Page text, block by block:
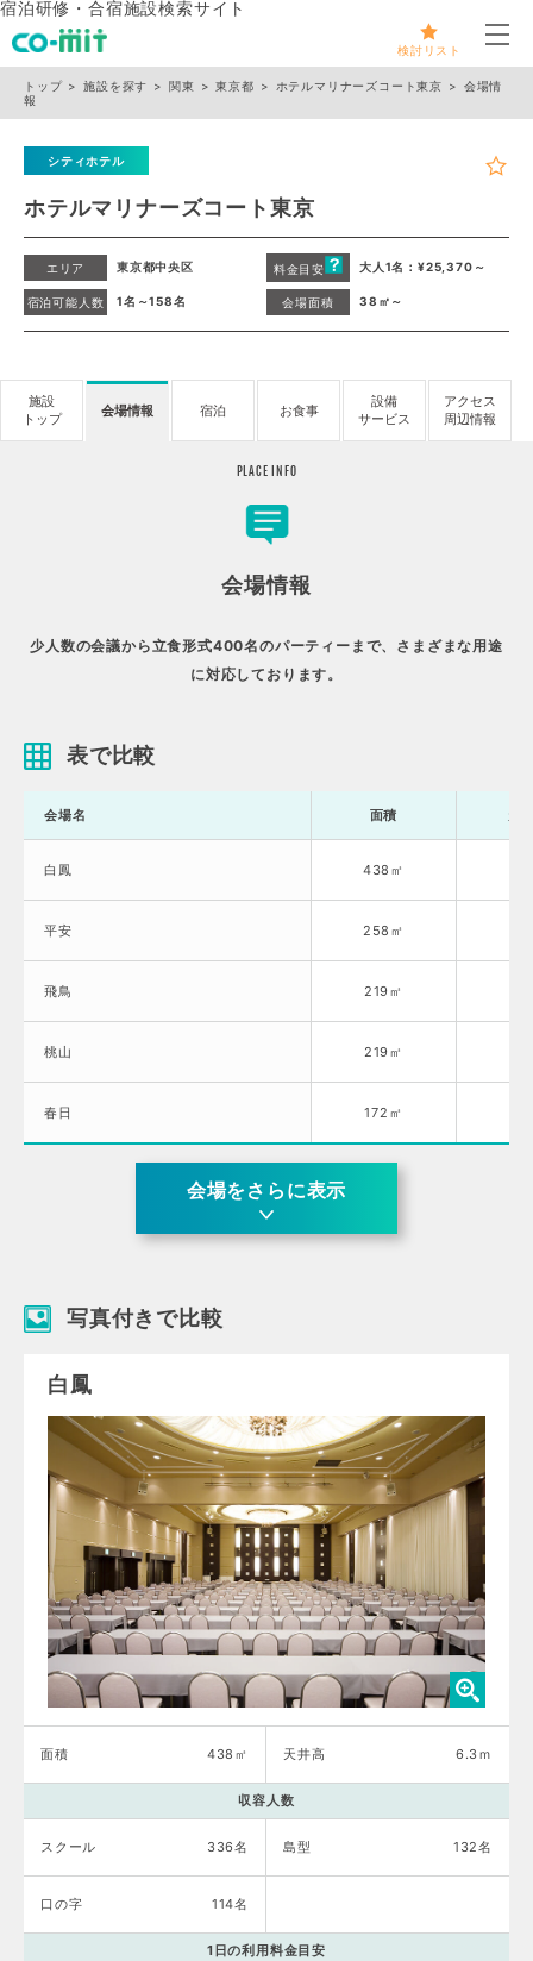
宿泊研修・合宿施設検索サイト
検討リスト
メ
トップ 施設を探す 関東 東京都 ホテルマリナーズコート東京
会場情
報
シティホテル
ホテルマリナーズコート東京
エリア 東京都中央区 料金目安 大人1名：¥25,370～
宿泊可能人数 1名～158名 会場面積 38㎡～
施設
トップ
会場情報 宿泊 お食事
設備
サービス
アクセス
周辺情報
PLACE INFO
会場情報
少人数の会議から立食形式400名のパーティーまで、さまざまな用途
に対応しております。
表で比較
会場名 面積
白鳳 438㎡
平安 258㎡
飛鳥 219㎡
桃山 219㎡
春日 172㎡
会場をさらに表示
写真付きで比較
白鳳
面積 438㎡ 天井高 6.3ｍ
収容人数
スクール 336名 島型 132名
口の字 114名
1日の利用料金目安